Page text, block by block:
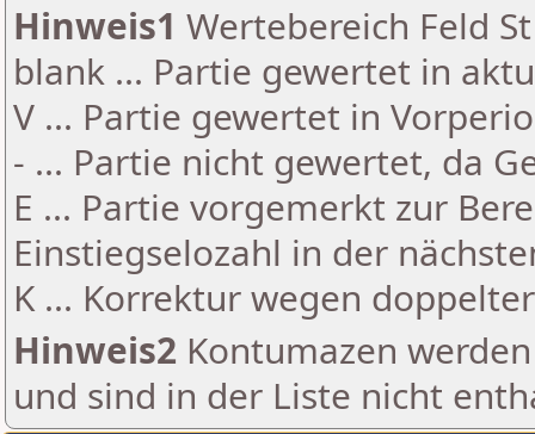
Hinweis1 Wertebereich Feld
blank ... Partie gewertet in
V ... Partie gewertet in
- ... Partie nicht gewertet, da
E ... Partie vorgemerkt zur
Einstiegselozahl in der
K ... Korrektur wegen
Hinweis2 Kontumazen
und sind in der Liste nicht